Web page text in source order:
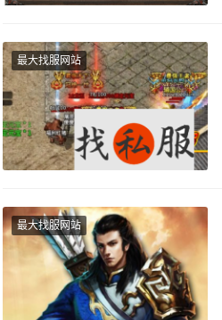
最大找服网站
最大找服网站